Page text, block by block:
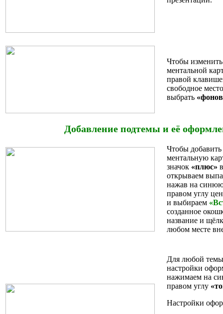
Чтобы
ментальной
правой
свободное
выбрать
Добавление подтемы и её
Чтобы
ментальную
значок «плюс»
открываем
нажав на
правом углу
и выбираем
созданное
название и
любом месте
Для любой
настройки
нажимаем на
правом углу
Настройки